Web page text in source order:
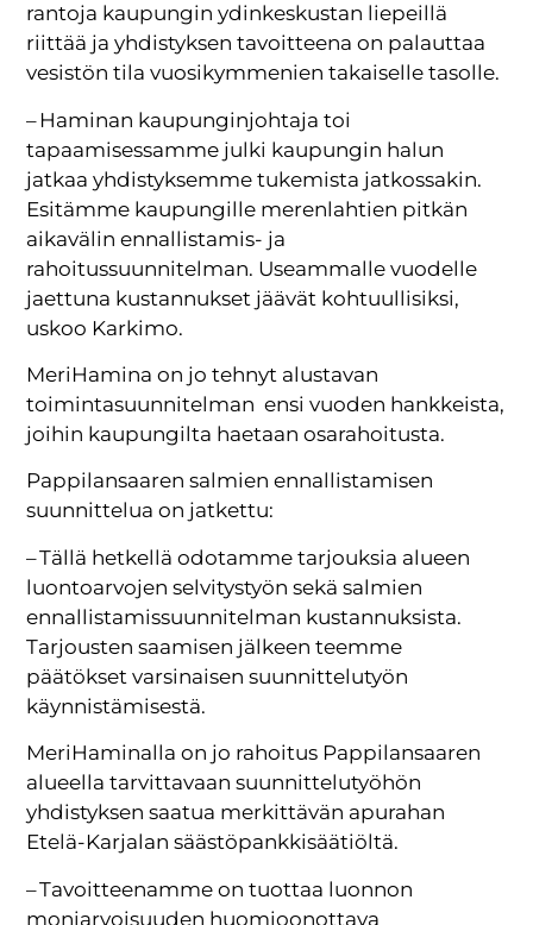
rantoja kaupungin ydinkeskustan liepeillä
riittää ja yhdistyksen tavoitteena on palauttaa
vesistön tila vuosikymmenien takaiselle tasolle.
– Haminan kaupunginjohtaja toi
tapaamisessamme julki kaupungin halun
jatkaa yhdistyksemme tukemista jatkossakin.
Esitämme kaupungille merenlahtien pitkän
aikavälin ennallistamis- ja
rahoitussuunnitelman. Useammalle vuodelle
jaettuna kustannukset jäävät kohtuullisiksi,
uskoo Karkimo.
MeriHamina on jo tehnyt alustavan
toimintasuunnitelman ensi vuoden hankkeista,
joihin kaupungilta haetaan osarahoitusta.
Pappilansaaren salmien ennallistamisen
suunnittelua on jatkettu:
– Tällä hetkellä odotamme tarjouksia alueen
luontoarvojen selvitystyön sekä salmien
ennallistamissuunnitelman kustannuksista.
Tarjousten saamisen jälkeen teemme
päätökset varsinaisen suunnittelutyön
käynnistämisestä.
MeriHaminalla on jo rahoitus Pappilansaaren
alueella tarvittavaan suunnittelutyöhön
yhdistyksen saatua merkittävän apurahan
Etelä-Karjalan säästöpankkisäätiöltä.
– Tavoitteenamme on tuottaa luonnon
moniarvoisuuden huomioonottava